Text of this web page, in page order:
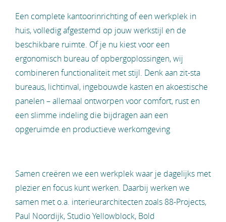
Een complete kantoorinrichting of een werkplek in
huis, volledig afgestemd op jouw werkstijl en de
beschikbare ruimte. Of je nu kiest voor een
ergonomisch bureau of opbergoplossingen, wij
combineren functionaliteit met stijl. Denk aan zit-sta
bureaus, lichtinval, ingebouwde kasten en akoestische
panelen – allemaal ontworpen voor comfort, rust en
een slimme indeling die bijdragen aan een
opgeruimde en productieve werkomgeving
Samen creëren we een werkplek waar je dagelijks met
plezier en focus kunt werken. Daarbij werken we
samen met o.a. interieurarchitecten zoals 88-Projects,
Paul Noordijk, Studio Yellowblock, Bold